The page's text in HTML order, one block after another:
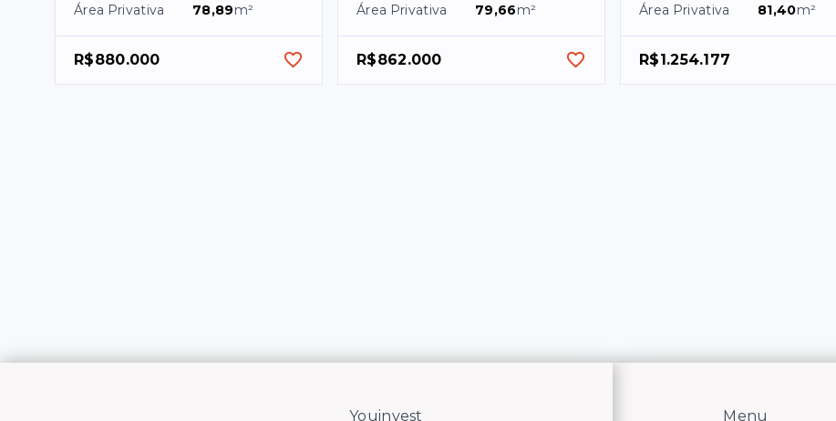
Área Privativa
78,89m²
R$880.000
Área Privativa
79,66m²
R$862.000
Área Privativa
81,40m²
R$1.254.177
Menu
Youinvest